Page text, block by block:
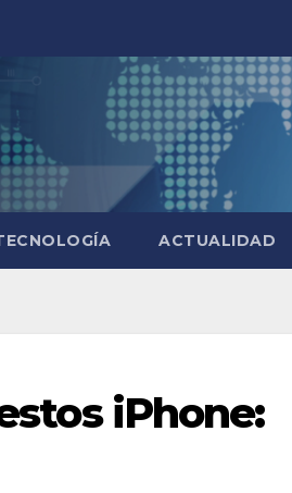
ACTUALIDAD
iPhone: